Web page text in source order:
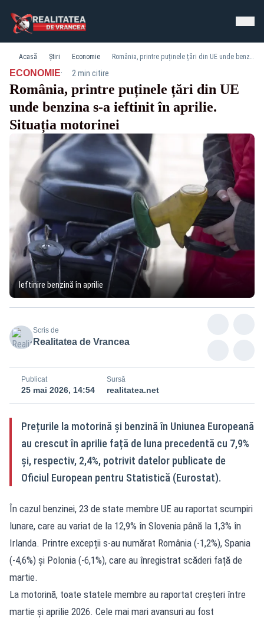
Acasă Știri Economie România, printre puținele țări din UE unde benzina s-a ieftinit în aprilie. Situația motorinei
ECONOMIE· 2 min citire
România, printre puținele țări din UE
unde benzina s-a ieftinit în aprilie.
Situația motorinei
Ieftinire benzină în aprilie
Scris de
Realitatea de Vrancea
Publicat
25 mai 2026, 14:54
Sursă
realitatea.net
Prețurile la motorină și benzină în Uniunea Europeană
au crescut în aprilie față de luna precedentă cu 7,9%
și, respectiv, 2,4%, potrivit datelor publicate de
Oficiul European pentru Statistică (Eurostat).
În cazul benzinei, 23 de state membre UE au raportat scumpiri
lunare, care au variat de la 12,9% în Slovenia până la 1,3% în
Irlanda. Printre excepții s-au numărat România (-1,2%), Spania
(-4,6%) și Polonia (-6,1%), care au înregistrat scăderi față de
martie.
La motorină, toate statele membre au raportat creșteri între
martie și aprilie 2026. Cele mai mari avansuri au fost